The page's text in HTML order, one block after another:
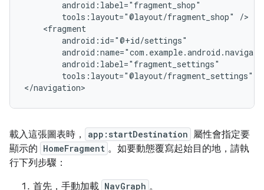
tools:layout="@layout/fragment_shop"
tools:layout="@layout/fragment_settings"
</navigation>
載入這張圖表時， app:startDestination 屬性會指定要
顯示的 HomeFragment 。如要動態覆寫起始目的地，請執
行下列步驟：
首先，手動加載 NavGraph 。